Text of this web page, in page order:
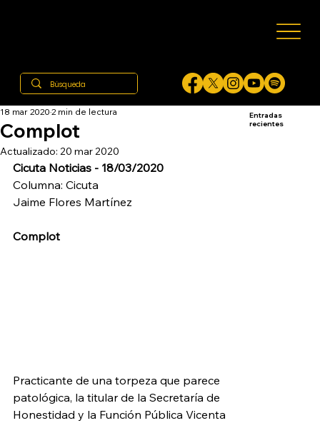
Complot
18 mar 2020 2 min de lectura
Actualizado: 20 mar 2020
Cicuta Noticias - 18/03/2020
Columna: Cicuta
Jaime Flores Martínez
Complot
Practicante de una torpeza que parece
patológica, la titular de la Secretaría de
Honestidad y la Función Pública Vicenta
Entradas
recientes